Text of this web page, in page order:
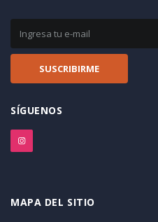
SÍGUENOS
MAPA DEL SITIO